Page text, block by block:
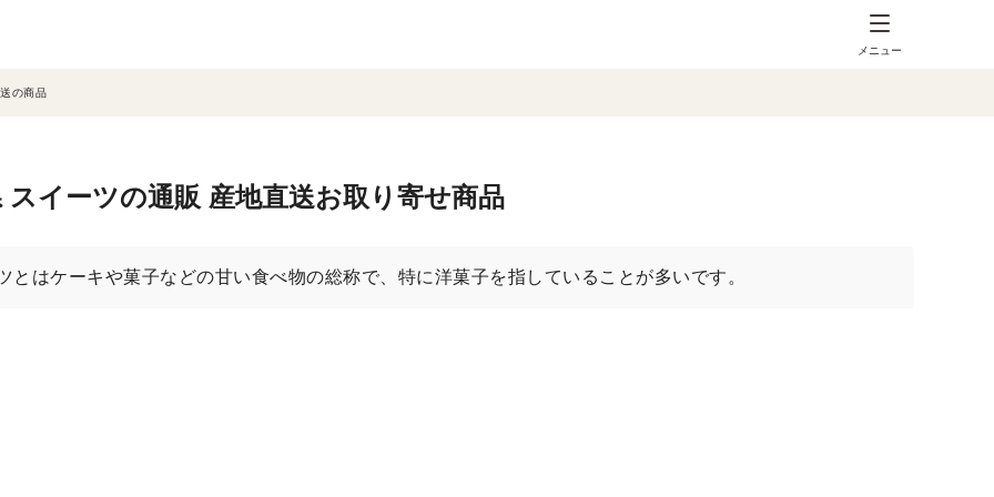
メニュー
の商品
スイーツの通販 産地直送お取り寄せ商品
とはケーキや菓子などの甘い食べ物の総称で、特に洋菓子を指していることが多いです。